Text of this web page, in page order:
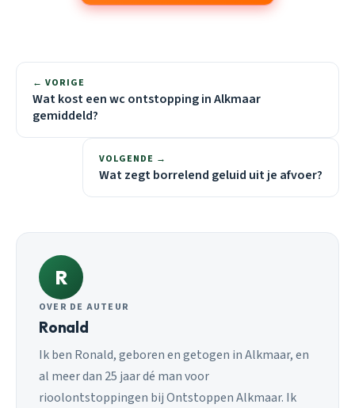
← VORIGE
Wat kost een wc ontstopping in Alkmaar
gemiddeld?
VOLGENDE →
Wat zegt borrelend geluid uit je afvoer?
R
OVER DE AUTEUR
Ronald
Ik ben Ronald, geboren en getogen in Alkmaar, en
al meer dan 25 jaar dé man voor
rioolontstoppingen bij Ontstoppen Alkmaar. Ik